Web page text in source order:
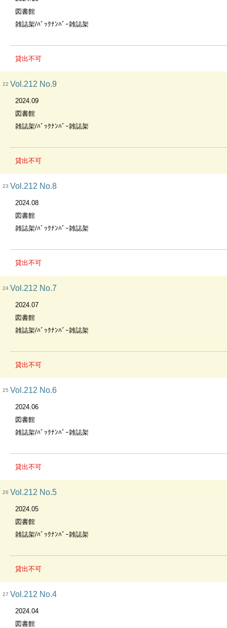
図書館
雑誌架/ﾊﾞｯｸﾅﾝﾊﾞｰ雑誌架
貸出不可
22 Vol.212 No.9
2024.09
図書館
雑誌架/ﾊﾞｯｸﾅﾝﾊﾞｰ雑誌架
貸出不可
23 Vol.212 No.8
2024.08
図書館
雑誌架/ﾊﾞｯｸﾅﾝﾊﾞｰ雑誌架
貸出不可
24 Vol.212 No.7
2024.07
図書館
雑誌架/ﾊﾞｯｸﾅﾝﾊﾞｰ雑誌架
貸出不可
25 Vol.212 No.6
2024.06
図書館
雑誌架/ﾊﾞｯｸﾅﾝﾊﾞｰ雑誌架
貸出不可
26 Vol.212 No.5
2024.05
図書館
雑誌架/ﾊﾞｯｸﾅﾝﾊﾞｰ雑誌架
貸出不可
27 Vol.212 No.4
2024.04
図書館